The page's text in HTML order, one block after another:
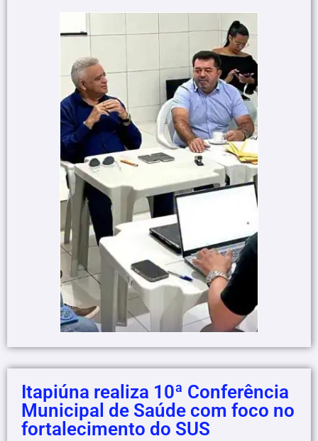
Itapiúna realiza 10ª Conferência
Municipal de Saúde com foco no
fortalecimento do SUS